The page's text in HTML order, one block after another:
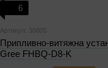
6
Артикул: 30805
Припливно-витяжна
Gree FHBQ-D8-K